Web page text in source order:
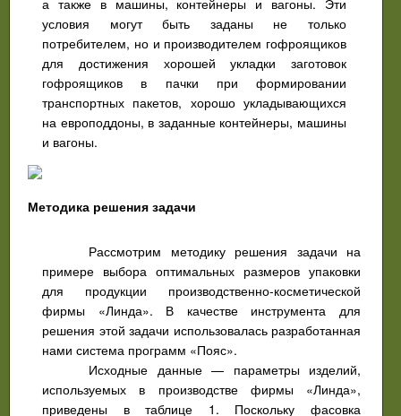
а также в машины, контейнеры и вагоны. Эти
условия могут быть заданы не только
потребителем, но и производителем гофроящиков
для достижения хорошей укладки заготовок
гофроящиков в пачки при формировании
транспортных пакетов, хорошо укладывающихся
на европоддоны, в заданные контейнеры, машины
и вагоны.
Методика решения задачи
Рассмотрим методику решения задачи на
примере выбора оптимальных размеров упаковки
для продукции производственно-косметической
фирмы «Линда». В качестве инструмента для
решения этой задачи использовалась разработанная
нами система программ «Пояс».
Исходные данные — параметры изделий,
используемых в производстве фирмы «Линда»,
приведены в таблице 1. Поскольку фасовка